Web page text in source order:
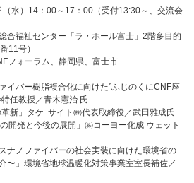
）14：00～17：00（受付13:30～、交流会
福祉センター「ラ・ホール富士」2階多目的
11号）
ォーラム、静岡県、富士市
バー樹脂複合化に向けた”ふじのくにCNF座
任教授／⻘⽊憲治 ⽒
」タケ･サイト㈱代表取締役／武⽥雅成氏
発と今後の展開」㈱コーヨー化成 ウェット
ノファイバーの社会実装に向けた環境省の
〜」環境省地球温暖化対策事業室室⻑補佐／